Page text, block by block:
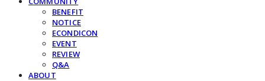
BENEFIT
NOTICE
ECONDICON
EVENT
REVIEW
Q&A
ABOUT